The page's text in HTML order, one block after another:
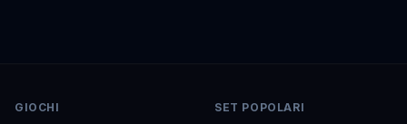
GIOCHI SET POPOLARI